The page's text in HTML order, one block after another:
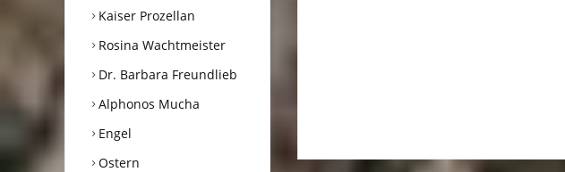
Kaiser Prozellan
Rosina Wachtmeister
Dr. Barbara Freundlieb
Alphonos Mucha
Engel
Ostern